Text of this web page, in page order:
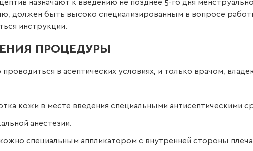
назначают к введению не позднее 5-го дня
должен быть высоко специализированным в вопросе
инструкции.
ПРОЦЕДУРЫ
проводиться в асептических условиях, и только врачом,
кожи в месте введения специальными антисептическими
анестезии.
специальным аппликатором с внутренней стороны